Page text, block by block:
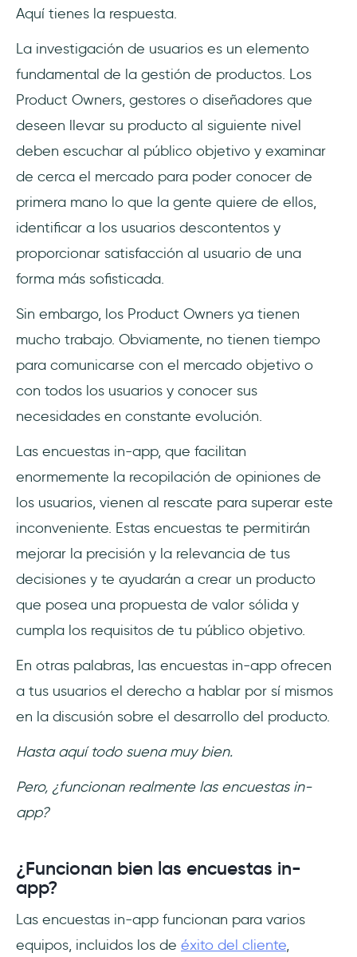
Aquí tienes la respuesta.
La investigación de usuarios es un elemento
fundamental de la gestión de productos. Los
Product Owners, gestores o diseñadores que
deseen llevar su producto al siguiente nivel
deben escuchar al público objetivo y examinar
de cerca el mercado para poder conocer de
primera mano lo que la gente quiere de ellos,
identificar a los usuarios descontentos y
proporcionar satisfacción al usuario de una
forma más sofisticada.
Sin embargo, los Product Owners ya tienen
mucho trabajo. Obviamente, no tienen tiempo
para comunicarse con el mercado objetivo o
con todos los usuarios y conocer sus
necesidades en constante evolución.
Las encuestas in-app, que facilitan
enormemente la recopilación de opiniones de
los usuarios, vienen al rescate para superar este
inconveniente. Estas encuestas te permitirán
mejorar la precisión y la relevancia de tus
decisiones y te ayudarán a crear un producto
que posea una propuesta de valor sólida y
cumpla los requisitos de tu público objetivo.
En otras palabras, las encuestas in-app ofrecen
a tus usuarios el derecho a hablar por sí mismos
en la discusión sobre el desarrollo del producto.
Hasta aquí todo suena muy bien.
Pero, ¿funcionan realmente las encuestas in-
app?
¿Funcionan bien las encuestas in-
app?
Las encuestas in-app funcionan para varios
equipos, incluidos los de éxito del cliente,